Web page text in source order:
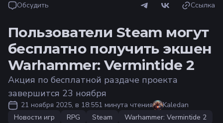
Обсудить Ссылка
Пользователи Steam могут
бесплатно получить экшен
Warhammer: Vermintide 2
Акция по бесплатной раздаче проекта
завершится 23 ноября
21 ноября 2025, в 18:551 минута чтения
Kaledan
Новости игр
RPG Steam Warhammer: Vermintide 2